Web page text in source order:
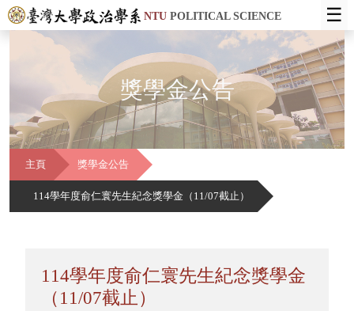
NTUPOLITICAL SCIENCE ☰
獎學金公告
主頁 獎學金公告
114學年度俞仁寰先生紀念獎學金（11/07截止）
114學年度俞仁寰先生紀念獎學金
（11/07截止）